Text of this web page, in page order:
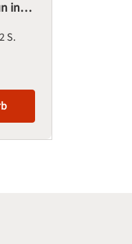
ins
S.